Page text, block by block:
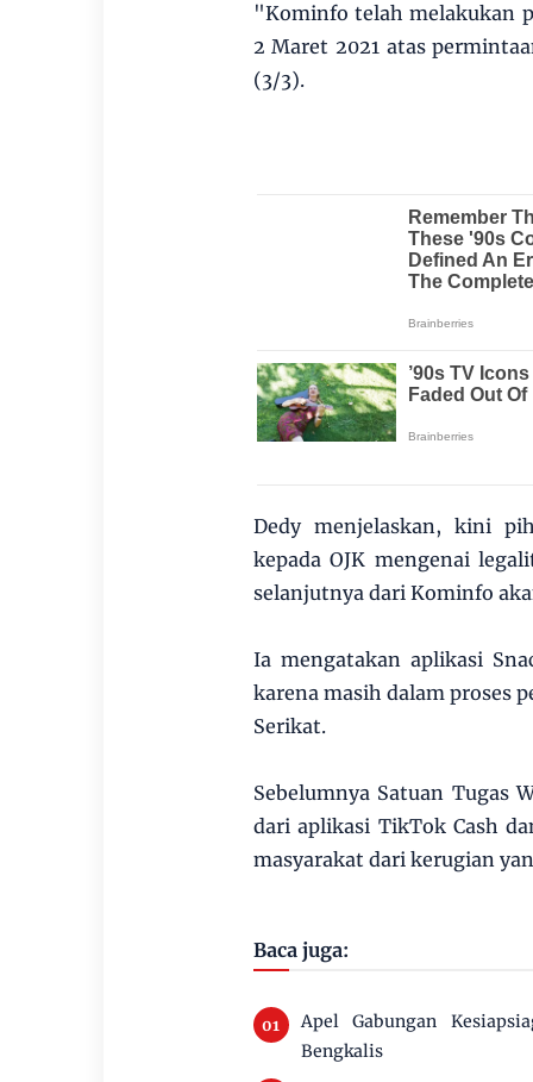
"Kominfo telah melakukan
2 Maret 2021 atas
(3/3).
Dedy menjelaskan, kini
kepada OJK mengenai
selanjutnya dari Kominfo
Ia mengatakan aplikasi
karena masih dalam proses
Serikat.
Sebelumnya Satuan Tugas
dari aplikasi TikTok Cash
masyarakat dari kerugian
Baca juga:
Apel Gabungan
Bengkalis